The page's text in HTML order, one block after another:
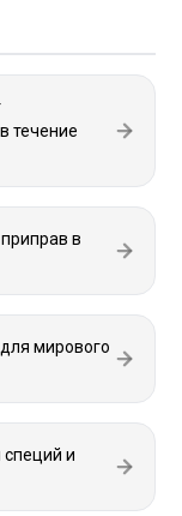
течение
в
мирового
и